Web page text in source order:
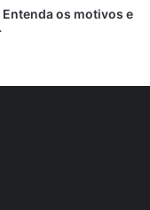
os motivos e